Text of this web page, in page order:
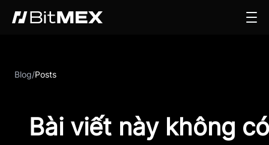
Blog/Posts
Bài viết này không có